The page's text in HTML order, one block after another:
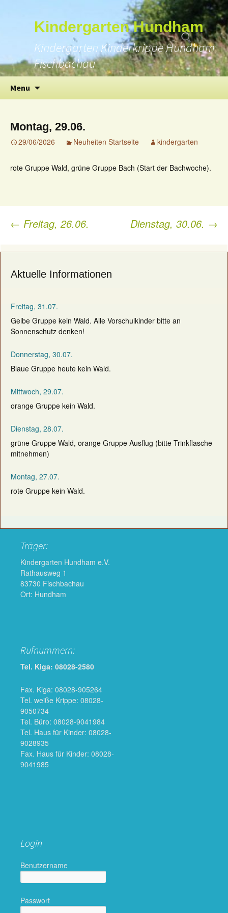
Kindergarten Hundham
Kindergarten Kinderkrippe Hundham
Fischbachau
Menu
content
Suchen
nach:
Montag, 29.06.
29/06/2026 Neuheiten Startseite kindergarten
rote Gruppe Wald, grüne Gruppe Bach (Start der Bachwoche).
Post
← Freitag, 26.06. Dienstag, 30.06. →
Aktuelle Informationen
Freitag, 31.07.
Gelbe Gruppe kein Wald. Alle Vorschulkinder bitte an
Sonnenschutz denken!
Donnerstag, 30.07.
Blaue Gruppe heute kein Wald.
Mittwoch, 29.07.
orange Gruppe kein Wald.
Dienstag, 28.07.
grüne Gruppe Wald, orange Gruppe Ausflug (bitte Trinkflasche
mitnehmen)
Montag, 27.07.
rote Gruppe kein Wald.
Träger:
Kindergarten Hundham e.V.
Rathausweg 1
83730 Fischbachau
Ort: Hundham
Rufnummern:
Tel. Kiga: 08028-2580
Fax. Kiga: 08028-905264
Tel. weiße Krippe: 08028-
9050734
Tel. Büro: 08028-9041984
Tel. Haus für Kinder: 08028-
9028935
Fax. Haus für Kinder: 08028-
9041985
Login
Benutzername
Passwort